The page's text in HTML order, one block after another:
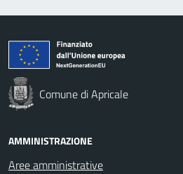
Comune di Apricale
AMMINISTRAZIONE
Aree amministrative